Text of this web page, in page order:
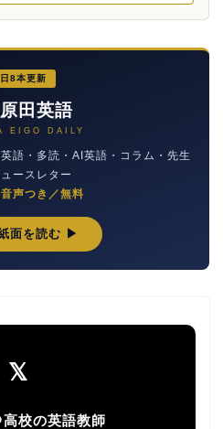
8本更新
田英語
EIGO DAILY
語・多読・AI英語・コラム・先生
ースレター
声つき／無料
面を読む ▶
𝕏
高校の英語教師